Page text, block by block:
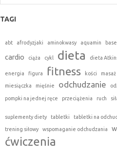
TAGI
abt afrodyzjaki aminokwasy aquamin
cardio ciąża cykl dieta dieta
energia figura fitness kości
miesiączka mięśnie odchudzanie
pompki na jednej ręce przeciążenia ruch
suplementy diety tabletki tabletki na
trening siłowy wspomaganie odchudzania
ćwiczenia